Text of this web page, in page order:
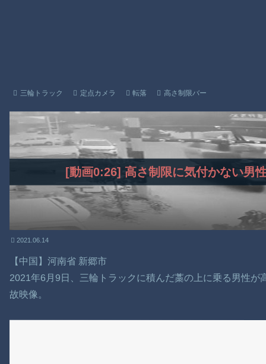
三輪トラック 定点カメラ 転落 高さ制限バー
[動画0:26] 高さ制限に気付かない男
2021.06.14
【中国】河南省 新郷市
2021年6月9日、三輪トラックに積んだ藁の上に乗る男性
故映像。